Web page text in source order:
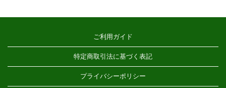
ご利用ガイド
特定商取引法に基づく表記
プライバシーポリシー